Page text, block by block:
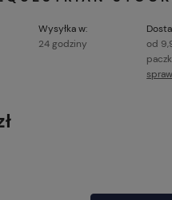
Wysyłka w:
24 godziny
od